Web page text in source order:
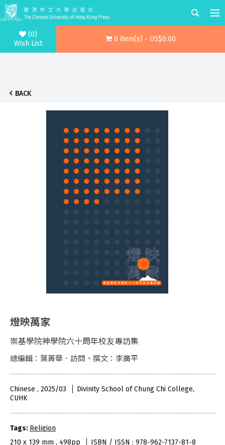
(0)
Wish List
0 item(s) - US$0.00
BACK
燈映萬家
崇基學院神學院六十周年校友專訪集
總編輯：葉菁華．訪問、撰文：李廣平
Chinese , 2025/03
Divinity School of Chung Chi College,
CUHK
Tags: Religion
210 x 139 mm , 498pp
ISBN / ISSN : 978-962-7137-81-8